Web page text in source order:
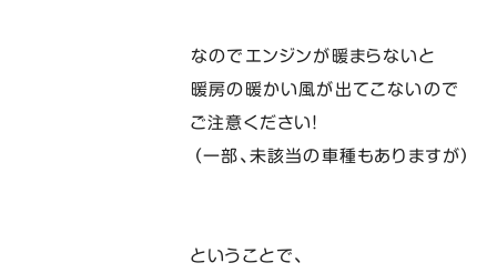
なのでエンジンが暖まらないと
暖房の暖かい風が出てこないので
ご注意ください！
（一部、未該当の車種もありますが）
ということで、